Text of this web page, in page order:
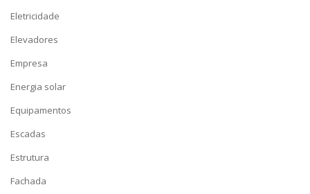
Eletricidade
Elevadores
Empresa
Energia solar
Equipamentos
Escadas
Estrutura
Fachada